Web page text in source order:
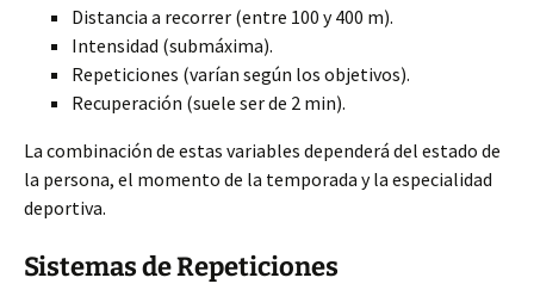
Distancia a recorrer (entre 100 y 400 m).
Intensidad (submáxima).
Repeticiones (varían según los objetivos).
Recuperación (suele ser de 2 min).
La combinación de estas variables dependerá del estado de
la persona, el momento de la temporada y la especialidad
deportiva.
Sistemas de Repeticiones